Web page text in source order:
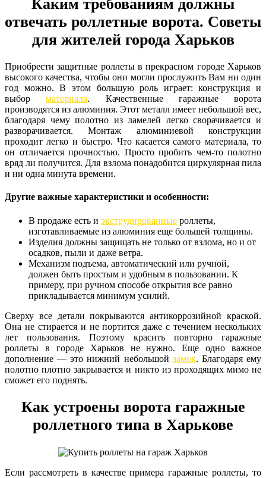
Каким требованиям должны
отвечать роллетные ворота. Советы
для жителей города Харьков
Приобрести защитные роллеты в прекрасном городе Харьков
высокого качества, чтобы они могли прослужить Вам ни один
год можно. В этом большую роль играет: конструкция и
выборматериала. Качественные гаражные ворота
производятся из алюминия. Этот металл имеет небольшой вес,
благодаря чему полотно из ламелей легко сворачивается и
разворачивается. Монтаж алюминиевой конструкции
проходит легко и быстро. Что касается самого материала, то
он отличается прочностью. Просто пробить чем-то полотно
вряд ли получится. Для взлома понадобится циркулярная пила
и ни одна минута времени.
Другие важные характеристики и особенности:
В продаже есть и экструдированные роллеты,
изготавливаемые из алюминия еще большей толщины.
Изделия должны защищать не только от взлома, но и от
осадков, пыли и даже ветра.
Механизм подъема, автоматический или ручной,
должен быть простым и удобным в пользовании. К
примеру, при ручном способе открытия все равно
прикладывается минимум усилий.
Сверху все детали покрываются антикоррозийной краской.
Она не стирается и не портится даже с течением нескольких
лет пользования. Поэтому красить повторно гаражные
роллеты в городе Харьков не нужно. Еще одно важное
дополнение — это нижний небольшой замок. Благодаря ему
полотно плотно закрывается и никто из проходящих мимо не
сможет его поднять.
Как устроены ворота гаражные
роллетного типа в Харькове
Если рассмотреть в качестве примера гаражные роллеты, то